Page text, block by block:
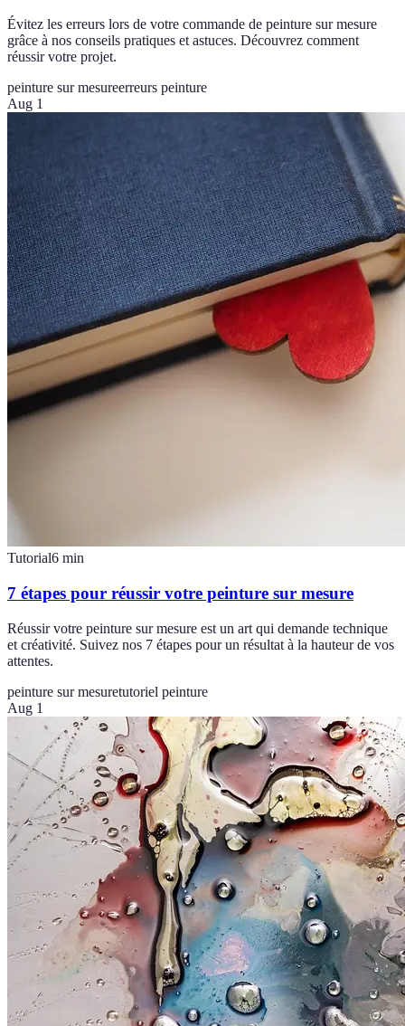
Évitez les erreurs lors de votre commande de peinture sur mesure
grâce à nos conseils pratiques et astuces. Découvrez comment
réussir votre projet.
peinture sur mesureerreurs peinture
Aug 1
Tutorial6 min
7 étapes pour réussir votre peinture sur mesure
Réussir votre peinture sur mesure est un art qui demande technique
et créativité. Suivez nos 7 étapes pour un résultat à la hauteur de vos
attentes.
peinture sur mesuretutoriel peinture
Aug 1